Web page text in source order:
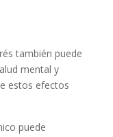
también puede
mental y
estos efectos
puede